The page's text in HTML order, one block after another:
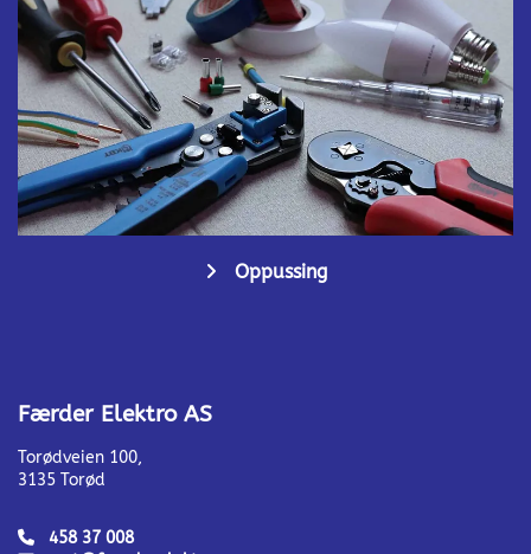
 Oppussing
Færder Elektro AS
Torødveien 100,
3135 Torød
 458 37 008